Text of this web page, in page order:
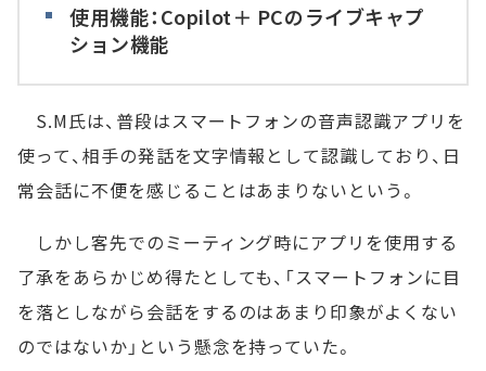
使用機能：Copilot＋ PCのライブキャプ
ション機能
S.M氏は、普段はスマートフォンの音声認識アプリを
使って、相手の発話を文字情報として認識しており、日
常会話に不便を感じることはあまりないという。
しかし客先でのミーティング時にアプリを使用する
了承をあらかじめ得たとしても、「スマートフォンに目
を落としながら会話をするのはあまり印象がよくない
のではないか」という懸念を持っていた。